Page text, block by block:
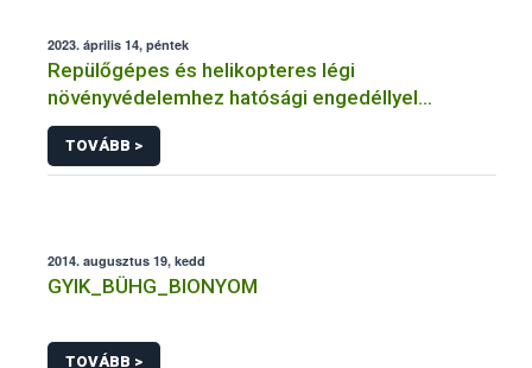
2023. április 14, péntek
Repülőgépes és helikopteres légi
növényvédelemhez hatósági engedéllyel
rendelkező szervezetek
TOVÁBB >
2014. augusztus 19, kedd
GYIK_BÜHG_BIONYOM
TOVÁBB >